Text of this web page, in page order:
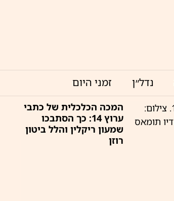
נדל״ן זמני היום
המכה הכלכלית של כתבי
ערוץ 14: כך הסתבכו
שמעון ריקלין והלל ביטון
רוזן